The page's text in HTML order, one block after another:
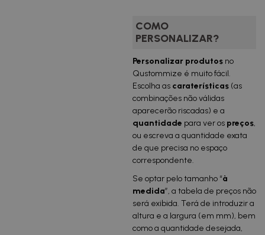
COMO
PERSONALIZAR?
Personalizar produtos no
Qustommize é muito fácil.
Escolha as caraterísticas (as
combinações não válidas
aparecerão riscadas) e a
quantidade para ver os preços,
ou escreva a quantidade exata
de que precisa no espaço
correspondente.
Se optar pelo tamanho “à
medida”, a tabela de preços não
será exibida. Terá de introduzir a
altura e a largura (em mm), bem
como a quantidade desejada,